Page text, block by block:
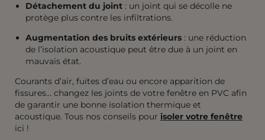
Détachement du joint : un joint qui se décolle ne
protège plus contre les infiltrations.
Augmentation des bruits extérieurs : une réduction
de l’isolation acoustique peut être due à un joint en
mauvais état.
Courants d’air, fuites d’eau ou encore apparition de
fissures… changez les joints de votre fenêtre en PVC afin
de garantir une bonne isolation thermique et
acoustique. Tous nos conseils pour isoler votre fenêtre
ici !